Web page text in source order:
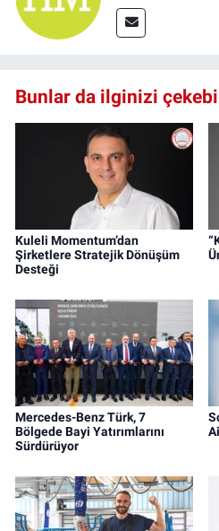
Bunlar da ilginizi
Kuleli Momentum’dan
Şirketlere Stratejik Dönüşüm
Desteği
Mercedes-Benz Türk, 7
Bölgede Bayi Yatırımlarını
Sürdürüyor